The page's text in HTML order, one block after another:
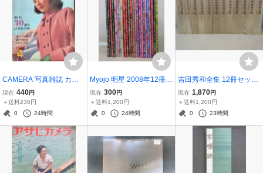
CAMERA 写真雑誌 カメ
ラ 昭和26年4月号 創刊30
周年記念特大号 春の撮影
バイブル JB260525-011
現在 440円
＋送料230円
0
24時間
Myojo 明星 2008年12冊 2
009年12冊 計24冊セット
アイドル雑誌 棚へ
現在 300円
＋送料1,200円
0
24時間
吉田秀和全集 12冊セット
1〜13巻のうち欠8巻 白水
社 棚に
現在 1,870円
＋送料1,200円
0
23時間